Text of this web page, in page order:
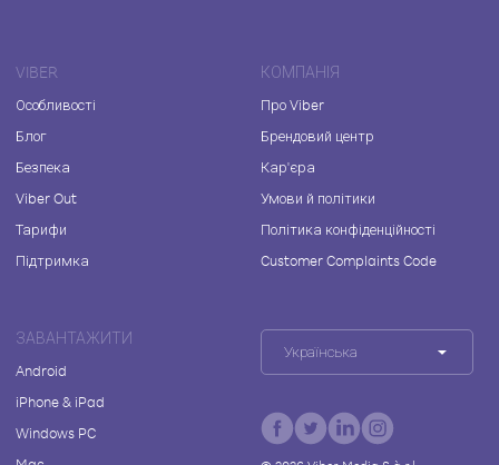
VIBER
Особливості
Блог
Безпека
Viber Out
Тарифи
Підтримка
КОМПАНІЯ
Про Viber
Брендовий центр
Кар'єра
Умови й політики
Політика конфіденційності
Customer Complaints Code
ЗАВАНТАЖИТИ
Android
iPhone & iPad
Windows PC
Українська